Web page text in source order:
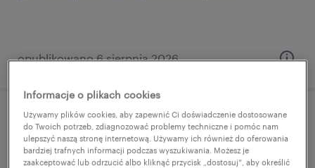
opublikowano 6 sierpnia 2026
sprzedawca / doradca klienta (m/k)
poznań, wielkopolskie
Informacje o plikach cookies
Używamy plików cookies, aby zapewnić Ci doświadczenie dostosowane
do Twoich potrzeb, zdiagnozować problemy techniczne i pomóc nam
ulepszyć naszą stronę internetową. Używamy ich również do oferowania
bardziej trafnych informacji podczas wyszukiwania. Możesz je
zaakceptować lub odrzucić albo kliknąć przycisk „dostosuj”, aby określić